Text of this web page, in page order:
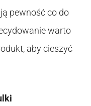
pewność co do
warto
aby cieszyć